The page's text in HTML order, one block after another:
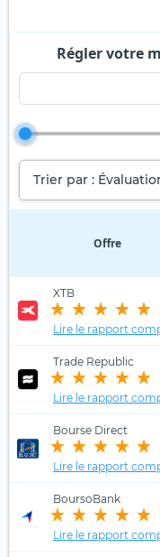
Régler votre
Trier par :
Offre
XTB
Lire le rapport
Trade Republic
Lire le rapport
Bourse Direct
Lire le rapport
BoursoBank
Lire le rapport